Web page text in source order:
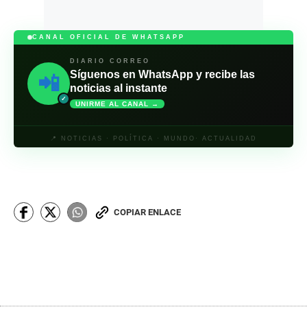
CANAL OFICIAL DE WHATSAPP
📲
✓
DIARIO CORREO
Síguenos en WhatsApp y recibe las
noticias al instante
UNIRME AL CANAL →
📍 NOTICIAS · POLÍTICA · MUNDO· ACTUALIDAD
COPIAR ENLACE